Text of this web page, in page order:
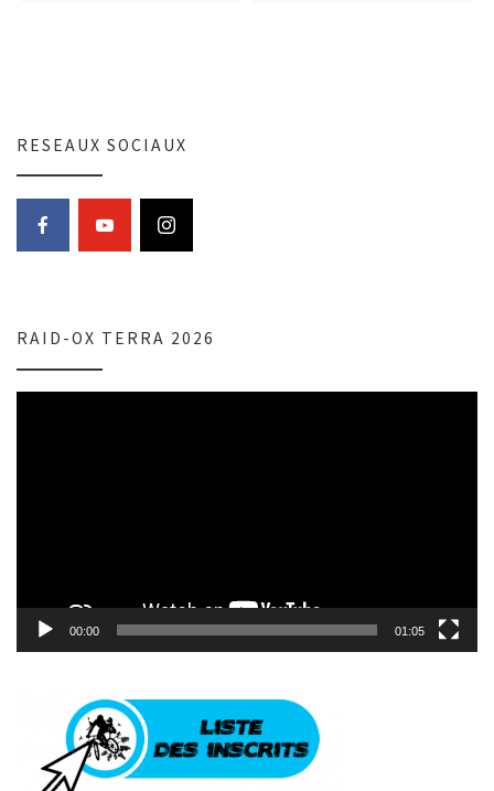
RESEAUX SOCIAUX
RAID-OX TERRA 2026
00:00 01:05